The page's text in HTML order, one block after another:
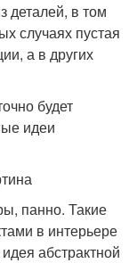
деталей, в том
случаях пустая
а в других
будет
идеи
панно. Такие
в интерьере
абстрактной